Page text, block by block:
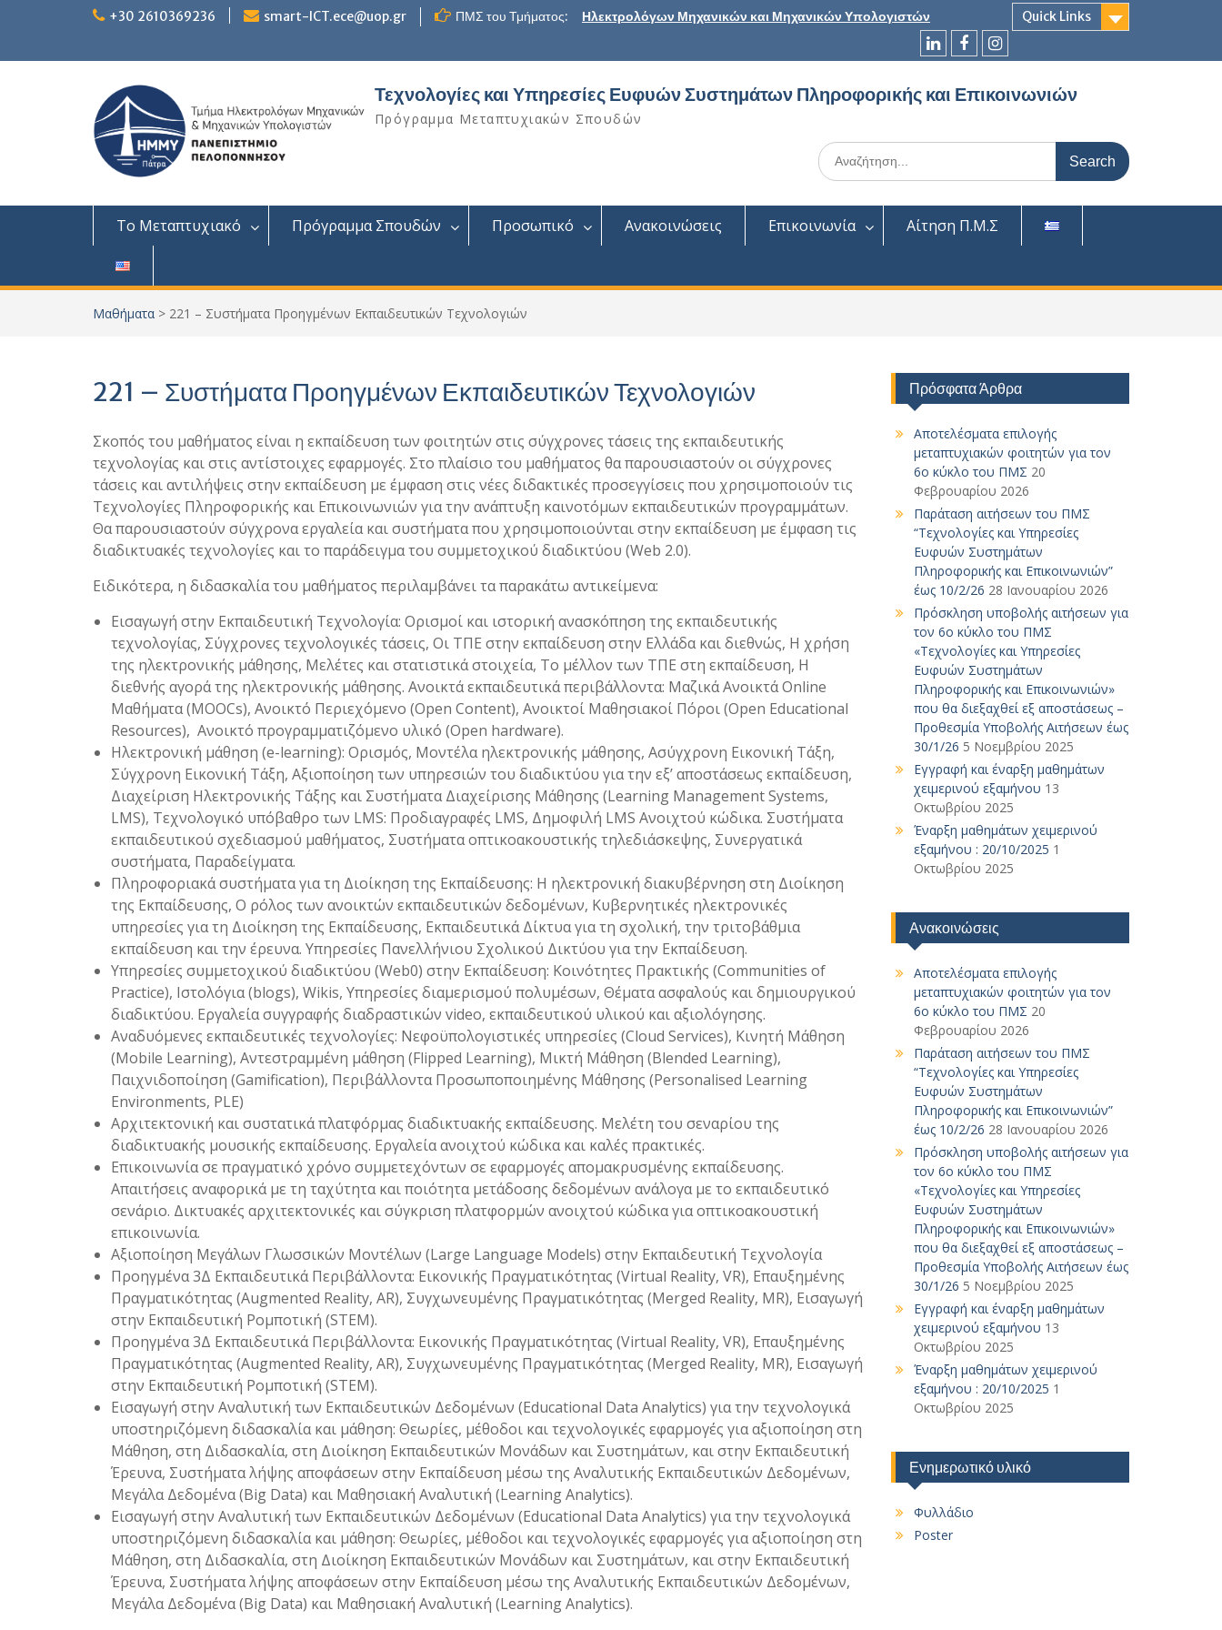
+30 2610369236 smart-ICT.ece@uop.gr ΠΜΣ του Τμήματος: Ηλεκτρολόγων Μηχανικών και Μηχανικών Υπολογιστών Quick Links
LinkedInFacebookInstagram
Τεχνολογίες και Υπηρεσίες Ευφυών Συστημάτων Πληροφορικής και Επικοινωνιών
Πρόγραμμα Μεταπτυχιακών Σπουδών
Search
for:
Το Μεταπτυχιακό Πρόγραμμα Σπουδών Προσωπικό Ανακοινώσεις Επικοινωνία Αίτηση Π.Μ.Σ
Μαθήματα > 221 – Συστήματα Προηγμένων Εκπαιδευτικών Τεχνολογιών
221 – Συστήματα Προηγμένων Εκπαιδευτικών Τεχνολογιών
Σκοπός του μαθήματος είναι η εκπαίδευση των φοιτητών στις σύγχρονες τάσεις της εκπαιδευτικής
τεχνολογίας και στις αντίστοιχες εφαρμογές. Στο πλαίσιο του μαθήματος θα παρουσιαστούν οι σύγχρονες
τάσεις και αντιλήψεις στην εκπαίδευση με έμφαση στις νέες διδακτικές προσεγγίσεις που χρησιμοποιούν τις
Τεχνολογίες Πληροφορικής και Επικοινωνιών για την ανάπτυξη καινοτόμων εκπαιδευτικών προγραμμάτων.
Θα παρουσιαστούν σύγχρονα εργαλεία και συστήματα που χρησιμοποιούνται στην εκπαίδευση με έμφαση τις
διαδικτυακές τεχνολογίες και το παράδειγμα του συμμετοχικού διαδικτύου (Web 2.0).
Ειδικότερα, η διδασκαλία του μαθήματος περιλαμβάνει τα παρακάτω αντικείμενα:
Εισαγωγή στην Εκπαιδευτική Τεχνολογία: Ορισμοί και ιστορική ανασκόπηση της εκπαιδευτικής
τεχνολογίας, Σύγχρονες τεχνολογικές τάσεις, Οι ΤΠΕ στην εκπαίδευση στην Ελλάδα και διεθνώς, Η χρήση
της ηλεκτρονικής μάθησης, Μελέτες και στατιστικά στοιχεία, Το μέλλον των ΤΠΕ στη εκπαίδευση, Η
διεθνής αγορά της ηλεκτρονικής μάθησης. Ανοικτά εκπαιδευτικά περιβάλλοντα: Μαζικά Ανοικτά Online
Μαθήματα (MOOCs), Ανοικτό Περιεχόμενο (Open Content), Ανοικτοί Μαθησιακοί Πόροι (Open Educational
Resources), Ανοικτό προγραμματιζόμενο υλικό (Open hardware).
Ηλεκτρονική μάθηση (e-learning): Ορισμός, Μοντέλα ηλεκτρονικής μάθησης, Ασύγχρονη Εικονική Τάξη,
Σύγχρονη Εικονική Τάξη, Αξιοποίηση των υπηρεσιών του διαδικτύου για την εξ’ αποστάσεως εκπαίδευση,
Διαχείριση Ηλεκτρονικής Τάξης και Συστήματα Διαχείρισης Μάθησης (Learning Management Systems,
LMS), Τεχνολογικό υπόβαθρο των LMS: Προδιαγραφές LMS, Δημοφιλή LMS Ανοιχτού κώδικα. Συστήματα
εκπαιδευτικού σχεδιασμού μαθήματος, Συστήματα οπτικοακουστικής τηλεδιάσκεψης, Συνεργατικά
συστήματα, Παραδείγματα.
Πληροφοριακά συστήματα για τη Διοίκηση της Εκπαίδευσης: Η ηλεκτρονική διακυβέρνηση στη Διοίκηση
της Εκπαίδευσης, Ο ρόλος των ανοικτών εκπαιδευτικών δεδομένων, Κυβερνητικές ηλεκτρονικές
υπηρεσίες για τη Διοίκηση της Εκπαίδευσης, Εκπαιδευτικά Δίκτυα για τη σχολική, την τριτοβάθμια
εκπαίδευση και την έρευνα. Υπηρεσίες Πανελλήνιου Σχολικού Δικτύου για την Εκπαίδευση.
Υπηρεσίες συμμετοχικού διαδικτύου (Web0) στην Εκπαίδευση: Κοινότητες Πρακτικής (Communities of
Practice), Ιστολόγια (blogs), Wikis, Υπηρεσίες διαμερισμού πολυμέσων, Θέματα ασφαλούς και δημιουργικού
διαδικτύου. Εργαλεία συγγραφής διαδραστικών video, εκπαιδευτικού υλικού και αξιολόγησης.
Αναδυόμενες εκπαιδευτικές τεχνολογίες: Νεφοϋπολογιστικές υπηρεσίες (Cloud Services), Κινητή Μάθηση
(Mobile Learning), Αντεστραμμένη μάθηση (Flipped Learning), Μικτή Μάθηση (Blended Learning),
Παιχνιδοποίηση (Gamification), Περιβάλλοντα Προσωποποιημένης Μάθησης (Personalised Learning
Environments, PLE)
Αρχιτεκτονική και συστατικά πλατφόρμας διαδικτυακής εκπαίδευσης. Μελέτη του σεναρίου της
διαδικτυακής μουσικής εκπαίδευσης. Εργαλεία ανοιχτού κώδικα και καλές πρακτικές.
Επικοινωνία σε πραγματικό χρόνο συμμετεχόντων σε εφαρμογές απομακρυσμένης εκπαίδευσης.
Απαιτήσεις αναφορικά με τη ταχύτητα και ποιότητα μετάδοσης δεδομένων ανάλογα με το εκπαιδευτικό
σενάριο. Δικτυακές αρχιτεκτονικές και σύγκριση πλατφορμών ανοιχτού κώδικα για οπτικοακουστική
επικοινωνία.
Αξιοποίηση Μεγάλων Γλωσσικών Μοντέλων (Large Language Models) στην Εκπαιδευτική Τεχνολογία
Προηγμένα 3Δ Εκπαιδευτικά Περιβάλλοντα: Εικονικής Πραγματικότητας (Virtual Reality, VR), Επαυξημένης
Πραγματικότητας (Augmented Reality, AR), Συγχωνευμένης Πραγματικότητας (Merged Reality, MR), Εισαγωγή
στην Εκπαιδευτική Ρομποτική (STEM).
Προηγμένα 3Δ Εκπαιδευτικά Περιβάλλοντα: Εικονικής Πραγματικότητας (Virtual Reality, VR), Επαυξημένης
Πραγματικότητας (Augmented Reality, AR), Συγχωνευμένης Πραγματικότητας (Merged Reality, MR), Εισαγωγή
στην Εκπαιδευτική Ρομποτική (STEM).
Εισαγωγή στην Αναλυτική των Εκπαιδευτικών Δεδομένων (Educational Data Analytics) για την τεχνολογικά
υποστηριζόμενη διδασκαλία και μάθηση: Θεωρίες, μέθοδοι και τεχνολογικές εφαρμογές για αξιοποίηση στη
Μάθηση, στη Διδασκαλία, στη Διοίκηση Εκπαιδευτικών Μονάδων και Συστημάτων, και στην Εκπαιδευτική
Έρευνα, Συστήματα λήψης αποφάσεων στην Εκπαίδευση μέσω της Αναλυτικής Εκπαιδευτικών Δεδομένων,
Μεγάλα Δεδομένα (Big Data) και Μαθησιακή Αναλυτική (Learning Analytics).
Εισαγωγή στην Αναλυτική των Εκπαιδευτικών Δεδομένων (Educational Data Analytics) για την τεχνολογικά
υποστηριζόμενη διδασκαλία και μάθηση: Θεωρίες, μέθοδοι και τεχνολογικές εφαρμογές για αξιοποίηση στη
Μάθηση, στη Διδασκαλία, στη Διοίκηση Εκπαιδευτικών Μονάδων και Συστημάτων, και στην Εκπαιδευτική
Έρευνα, Συστήματα λήψης αποφάσεων στην Εκπαίδευση μέσω της Αναλυτικής Εκπαιδευτικών Δεδομένων,
Μεγάλα Δεδομένα (Big Data) και Μαθησιακή Αναλυτική (Learning Analytics).
Πρόσφατα Άρθρα
Αποτελέσματα επιλογής
μεταπτυχιακών φοιτητών για τον
6ο κύκλο του ΠΜΣ 20
Φεβρουαρίου 2026
Παράταση αιτήσεων του ΠΜΣ
“Τεχνολογίες και Υπηρεσίες
Ευφυών Συστημάτων
Πληροφορικής και Επικοινωνιών”
έως 10/2/26 28 Ιανουαρίου 2026
Πρόσκληση υποβολής αιτήσεων για
τον 6ο κύκλο του ΠΜΣ
«Τεχνολογίες και Υπηρεσίες
Ευφυών Συστημάτων
Πληροφορικής και Επικοινωνιών»
που θα διεξαχθεί εξ αποστάσεως –
Προθεσμία Υποβολής Αιτήσεων έως
30/1/26 5 Νοεμβρίου 2025
Εγγραφή και έναρξη μαθημάτων
χειμερινού εξαμήνου 13
Οκτωβρίου 2025
Έναρξη μαθημάτων χειμερινού
εξαμήνου : 20/10/2025 1
Οκτωβρίου 2025
Ανακοινώσεις
Αποτελέσματα επιλογής
μεταπτυχιακών φοιτητών για τον
6ο κύκλο του ΠΜΣ 20
Φεβρουαρίου 2026
Παράταση αιτήσεων του ΠΜΣ
“Τεχνολογίες και Υπηρεσίες
Ευφυών Συστημάτων
Πληροφορικής και Επικοινωνιών”
έως 10/2/26 28 Ιανουαρίου 2026
Πρόσκληση υποβολής αιτήσεων για
τον 6ο κύκλο του ΠΜΣ
«Τεχνολογίες και Υπηρεσίες
Ευφυών Συστημάτων
Πληροφορικής και Επικοινωνιών»
που θα διεξαχθεί εξ αποστάσεως –
Προθεσμία Υποβολής Αιτήσεων έως
30/1/26 5 Νοεμβρίου 2025
Εγγραφή και έναρξη μαθημάτων
χειμερινού εξαμήνου 13
Οκτωβρίου 2025
Έναρξη μαθημάτων χειμερινού
εξαμήνου : 20/10/2025 1
Οκτωβρίου 2025
Ενημερωτικό υλικό
Φυλλάδιο
Poster